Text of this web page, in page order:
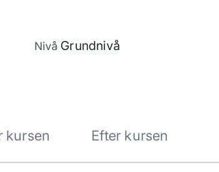
Nivå Grundnivå
kursen Efter kursen